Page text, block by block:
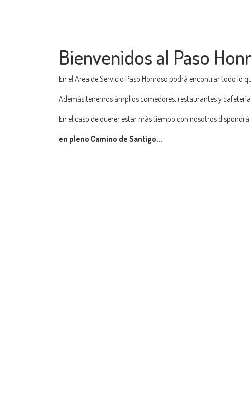
Bienvenidos al Paso
En el Area de Servicio Paso Honroso podrá encontrar todo lo
Además tenemos ámplios comedores, restaurantes y
En el caso de querer estar más tiempo con nosotros
en pleno Camino de Santigo...